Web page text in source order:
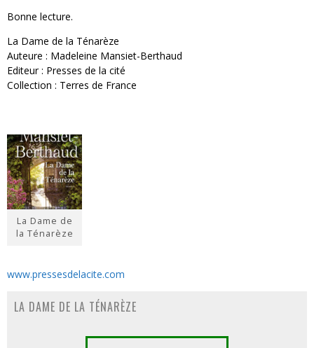
Bonne lecture.
La Dame de la Ténarèze
Auteure : Madeleine Mansiet-Berthaud
Editeur : Presses de la cité
Collection : Terres de France
La Dame de
la Ténarèze
www.pressesdelacite.com
LA DAME DE LA TÉNARÈZE